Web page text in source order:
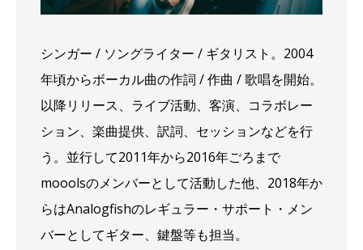
シンガー / ソングライター / ギタリスト。2004
年頃からボーカル曲の作詞 / 作曲 / 歌唱を開始。
以降リリース、ライブ活動、客演、コラボレー
ション、楽曲提供、訳詞、セッションなどを行
う。並行して2011年から2016年ごろまで
mooolsのメンバーとして活動した他、2018年か
らはAnalogfishのレギュラー・サポート・メン
バーとしてギター、鍵盤等も担当。